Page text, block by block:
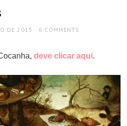
DE 2015 6 COMMENTS
deve clicar aqui.